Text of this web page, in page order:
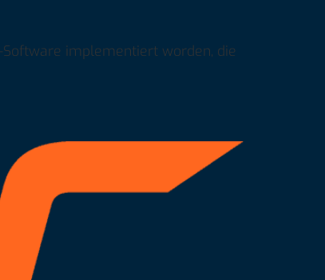
Software implementiert worden, die